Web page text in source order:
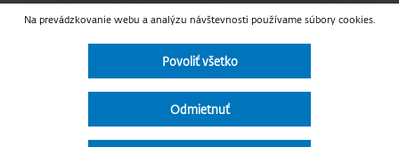
Na prevádzkovanie webu a analýzu návštevnosti používame súbory cookies.
Povoliť všetko
Odmietnuť
Nastavenie cookies
Facebook
Instagram
Vyhlásenie o prístupnosti